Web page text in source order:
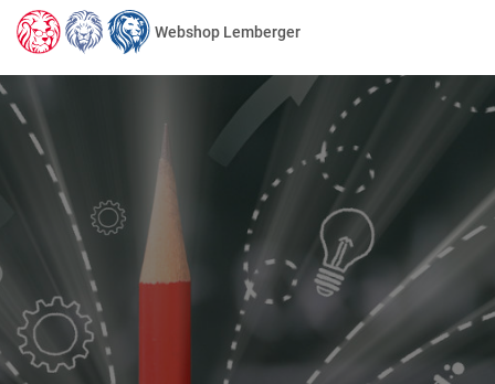
Webshop Lemberger